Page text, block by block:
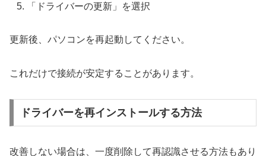
「ドライバーの更新」を選択
更新後、パソコンを再起動してください。
これだけで接続が安定することがあります。
ドライバーを再インストールする方法
改善しない場合は、一度削除して再認識させる方法もあり